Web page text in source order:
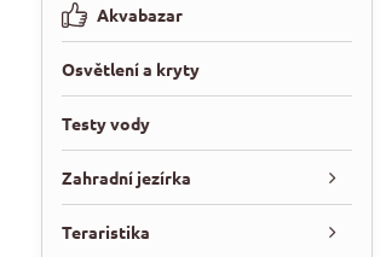
Akvabazar
Osvětlení a kryty
Testy vody
Zahradní jezírka
Teraristika